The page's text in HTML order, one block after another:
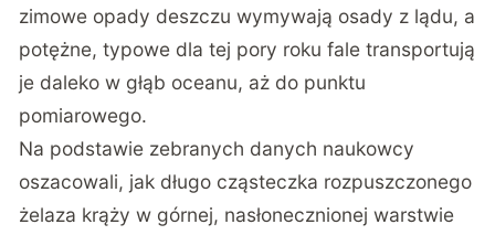
zimowe opady deszczu wymywają osady z lądu, a
potężne, typowe dla tej pory roku fale transportują
je daleko w głąb oceanu, aż do punktu
pomiarowego.
Na podstawie zebranych danych naukowcy
oszacowali, jak długo cząsteczka rozpuszczonego
żelaza krąży w górnej, nasłonecznionej warstwie